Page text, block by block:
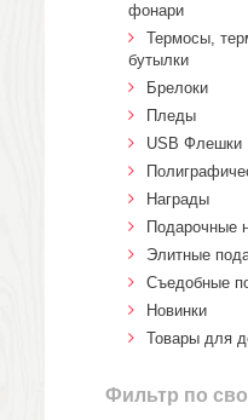
фонари
Термосы,
бутылки
Брелоки
Пледы
USB Флешки
Награды
Подарочные
Элитные
Cъедобные
Новинки
Товары для
Фильтр по